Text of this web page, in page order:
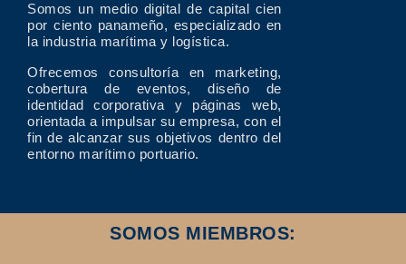
Somos un medio digital de capital cien
por ciento panameño, especializado en
la industria marítima y logística.
Ofrecemos consultoría en marketing,
cobertura de eventos, diseño de
identidad corporativa y páginas web,
orientada a impulsar su empresa, con el
fin de alcanzar sus objetivos dentro del
entorno marítimo portuario.
SOMOS MIEMBROS: